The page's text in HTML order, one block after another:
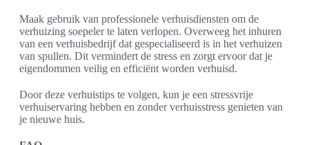
Maak gebruik van professionele verhuisdiensten om de
verhuizing soepeler te laten verlopen. Overweeg het inhuren
van een verhuisbedrijf dat gespecialiseerd is in het verhuizen
van spullen. Dit vermindert de stress en zorgt ervoor dat je
eigendommen veilig en efficiënt worden verhuisd.
Door deze verhuistips te volgen, kun je een stressvrije
verhuiservaring hebben en zonder verhuisstress genieten van
je nieuwe huis.